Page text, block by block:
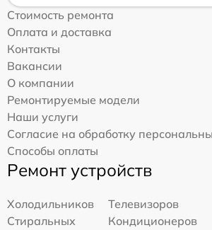
Стоимость ремонта
Оплата и доставка
Контакты
Вакансии
О компании
Ремонтируемые модели
Наши услуги
Согласие на обработку
Способы оплаты
Ремонт устройств
Холодильников
Телевизоров
Стиральных
Кондиционеров